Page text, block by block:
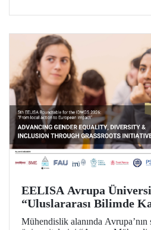
EELISA Avrupa
“Uluslararası Bilimde
Çocukları Günü”ne
Mühendislik alanında